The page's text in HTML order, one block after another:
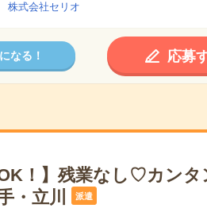
株式会社セリオ
なる！ 応募
OK！】残業なし♡カン
・立川
派遣